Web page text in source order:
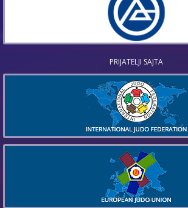
PRIJATELJI SAJTA